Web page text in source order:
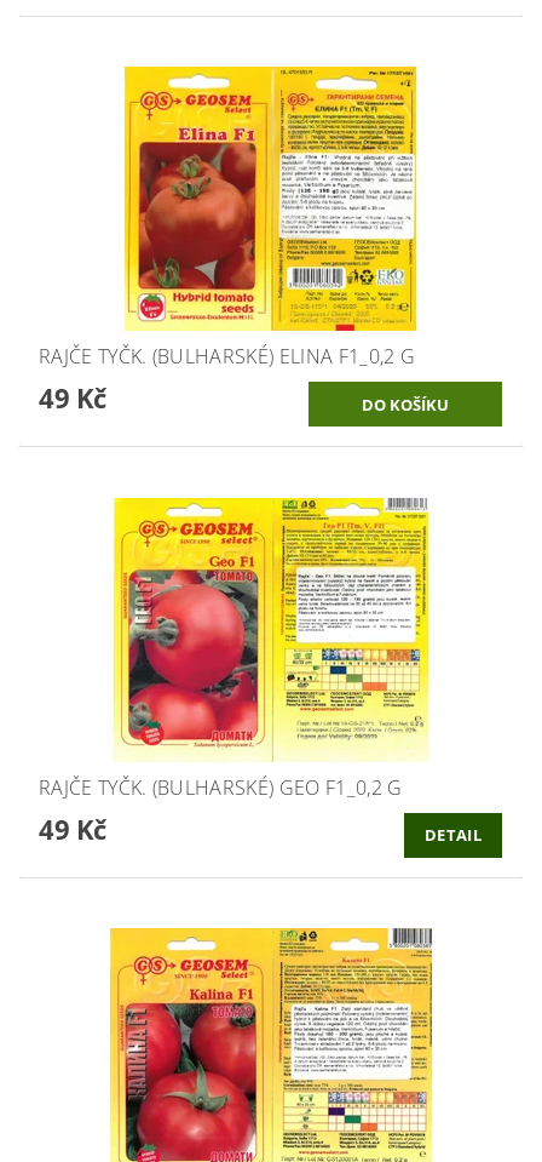
RAJČE TYČK. (BULHARSKÉ) ELINA F1_0,2 G
49 Kč
RAJČE TYČK. (BULHARSKÉ) GEO F1_0,2 G
49 Kč DETAIL